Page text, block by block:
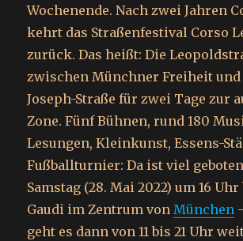
Wochenende. Nach zwei Jahren
kehrt das Straßenfestival Corso
zurück. Das heißt: Die
zwischen Münchner Freiheit und
Joseph-Straße für zwei Tage zur
Zone. Fünf Bühnen, rund 180
Lesungen, Kleinkunst, Essens-
Fußballturnier: Da ist viel
Samstag (28. Mai 2022) um 16
Gaudi im Zentrum vonMünchen
geht es dann von 11 bis 21 Uhr